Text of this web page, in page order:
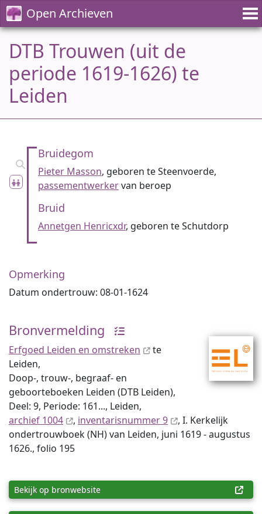
Open Archieven
DTB Trouwen (uit de
periode 1619-1626) te
Leiden
Bruidegom
Pieter Masson, geboren te Steenvoerde,
passementwerkervan beroep
Bruid
Annetgen Henricxdr, geboren te Schutdorp
Opmerking
Datum ondertrouw: 08-01-1624
Bronvermelding
Erfgoed Leiden en omstreken
te
Leiden,
Doop-, trouw-, begraaf- en
geboorteboeken Leiden (DTB Leiden),
Deel: 9, Periode: 161..., Leiden,
archief 1004
, inventaris­num­mer 9
, I. Kerkelijk
ondertrouwboek (NH) van Leiden, juni 1619 - augustus
1626., folio 195
Bekijk op bronwebsite